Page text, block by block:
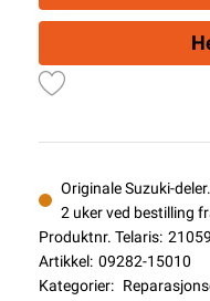
Originale Suzuki-
2 uker ved bestilling
Produktnr. Telaris: 21059
Artikkel: 09282-15010
Kategorier: